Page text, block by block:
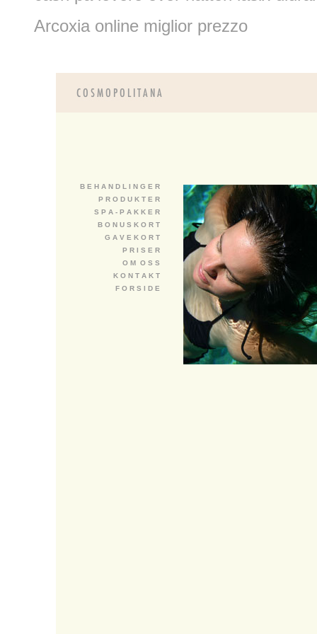
Arcoxia online miglior prezzo
B E H A N D L I N G E R
P R O D U K T E R
S P A - P A K K E R
B O N U S K O R T
G A V E K O R T
P R I S E R
O M O S S
K O N T A K T
F O R S I D E